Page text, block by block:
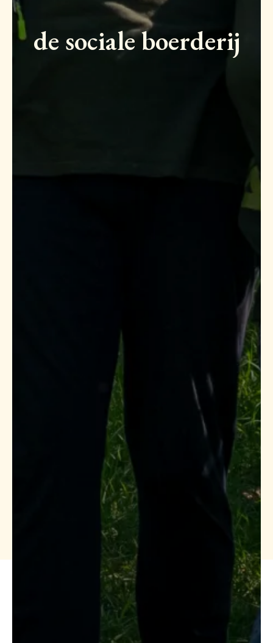
de sociale boerderij